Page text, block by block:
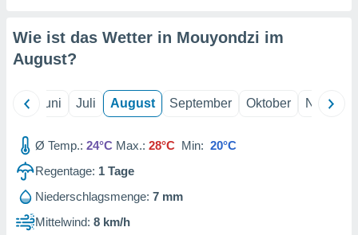
zur
von
zur
der
Wie ist das Wetter in Mouyondzi im
August?
Juni Juli August September Oktober
Ø Temp.: 24°C Max.: 28°C Min: 20°C
Regentage: 1 Tage
Niederschlagsmenge: 7 mm
Mittelwind: 8 km/h